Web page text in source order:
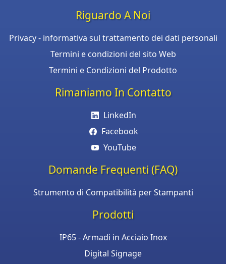
Riguardo A Noi
Privacy - informativa sul trattamento dei dati personali
Termini e condizioni del sito Web
Termini e Condizioni del Prodotto
Rimaniamo In Contatto
LinkedIn
Facebook
YouTube
Domande Frequenti (FAQ)
Strumento di Compatibilità per Stampanti
Prodotti
IP65 - Armadi in Acciaio Inox
Digital Signage